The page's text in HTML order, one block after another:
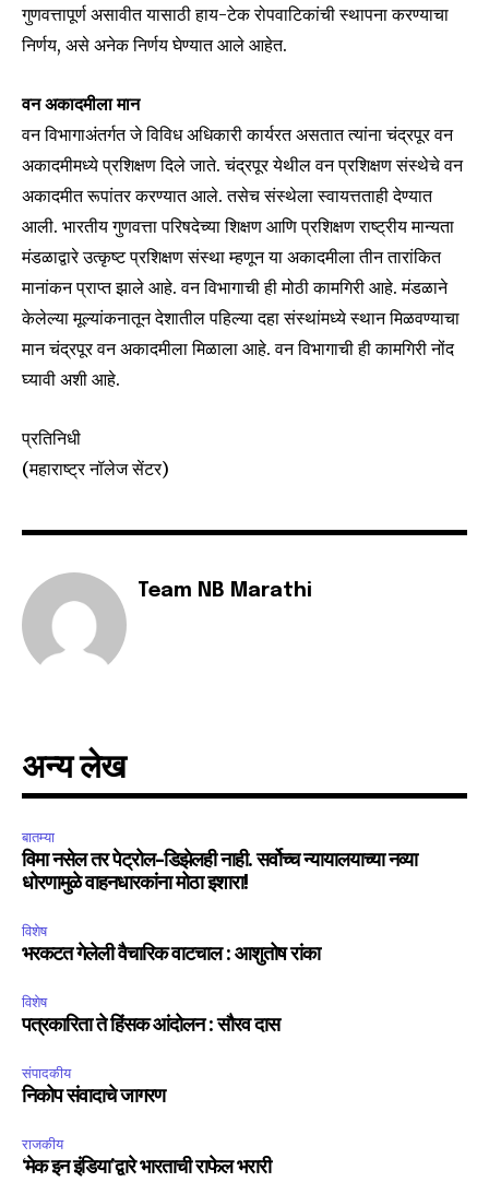
Fans Followers Followers
गुणवत्तापूर्ण असावीत यासाठी हाय-टेक रोपवाटिकांची स्थापना करण्याचा
निर्णय, असे अनेक निर्णय घेण्यात आले आहेत.
वन अकादमीला मान
वन विभागाअंतर्गत जे विविध अधिकारी कार्यरत असतात त्यांना चंद्रपूर वन
अकादमीमध्ये प्रशिक्षण दिले जाते. चंद्रपूर येथील वन प्रशिक्षण संस्थेचे वन
अकादमीत रूपांतर करण्यात आले. तसेच संस्थेला स्वायत्तताही देण्यात
आली. भारतीय गुणवत्ता परिषदेच्या शिक्षण आणि प्रशिक्षण राष्ट्रीय मान्यता
मंडळाद्वारे उत्कृष्ट प्रशिक्षण संस्था म्हणून या अकादमीला तीन तारांकित
मानांकन प्राप्त झाले आहे. वन विभागाची ही मोठी कामगिरी आहे. मंडळाने
केलेल्या मूल्यांकनातून देशातील पहिल्या दहा संस्थांमध्ये स्थान मिळवण्याचा
मान चंद्रपूर वन अकादमीला मिळाला आहे. वन विभागाची ही कामगिरी नोंद
घ्यावी अशी आहे.
प्रतिनिधी
(महाराष्ट्र नॉलेज सेंटर)
Team NB Marathi
अन्य लेख
बातम्या
विमा नसेल तर पेट्रोल-डिझेलही नाही. सर्वोच्च न्यायालयाच्या नव्या
धोरणामुळे वाहनधारकांना मोठा इशारा!
विशेष
भरकटत गेलेली वैचारिक वाटचाल : आशुतोष रांका
विशेष
पत्रकारिता ते हिंसक आंदोलन : सौरव दास
संपादकीय
निकोप संवादाचे जागरण
राजकीय
‘मेक इन इंडिया’द्वारे भारताची राफेल भरारी